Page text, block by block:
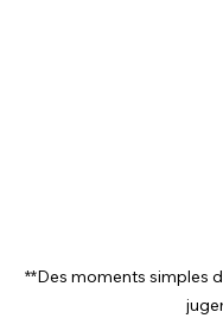
**Des moments simples